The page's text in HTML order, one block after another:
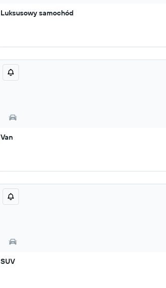
Luksusowy samochód
Van
SUV